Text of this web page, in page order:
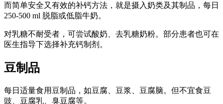
而简单安全又有效的补钙方法，就是摄入奶类及其制品，每日
250-500 ml 脱脂或低脂牛奶。
对乳糖不耐受者，可尝试酸奶、去乳糖奶粉。部分患者也可在
医生指导下选择补充钙制剂。
豆制品
每日适量食用豆制品，如豆腐、豆浆、豆腐脑。但不宜食豆
豉、豆腐乳、臭豆腐等。